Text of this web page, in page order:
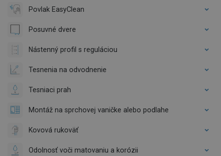
Povlak EasyClean
Posuvné dvere
Nástenný profil s reguláciou
Tesnenia na odvodnenie
Tesniaci prah
Montáž na sprchovej vaničke alebo podlahe
Kovová rukoväť
Odolnosť voči matovaniu a korózii